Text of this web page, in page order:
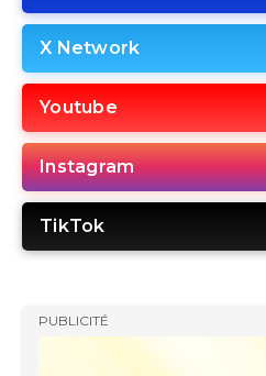
X Network
Youtube
Instagram
TikTok
PUBLICITÉ